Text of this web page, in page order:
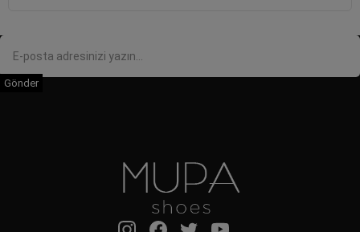
Gönder